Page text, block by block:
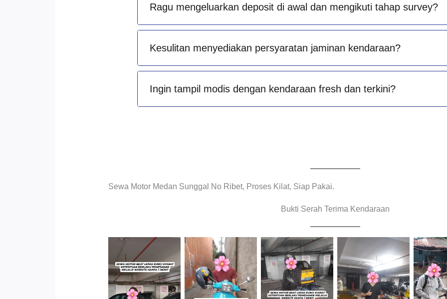
Ragu mengeluarkan deposit di awal dan mengikuti tahap survey?
Kesulitan menyediakan persyaratan jaminan kendaraan?
Ingin tampil modis dengan kendaraan fresh dan terkini?
Sewa Motor Medan Sunggal No Ribet, Proses Kilat, Siap Pakai.
Bukti Serah Terima Kendaraan
Cityplaza
Jatinegara
Antar Jemput
Cityplaza
Jatinegara
Cityplaza
Jatinegara